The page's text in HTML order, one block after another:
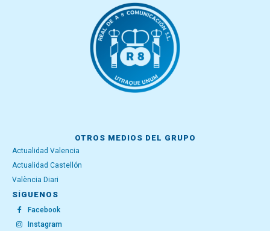
OTROS MEDIOS DEL GRUPO
Actualidad Valencia
Actualidad Castellón
València Diari
SÍGUENOS
Facebook
Instagram